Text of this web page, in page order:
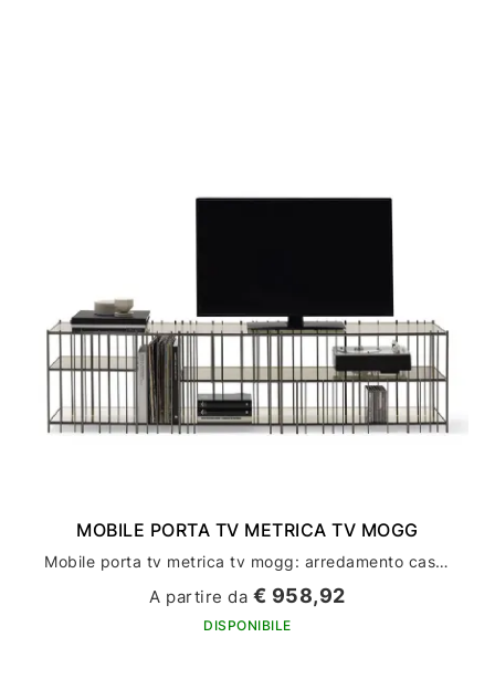
MOBILE PORTA TV METRICA TV MOGG
Mobile porta tv metrica tv mogg: arredamento casa di lusso
A partire da € 958,92
DISPONIBILE